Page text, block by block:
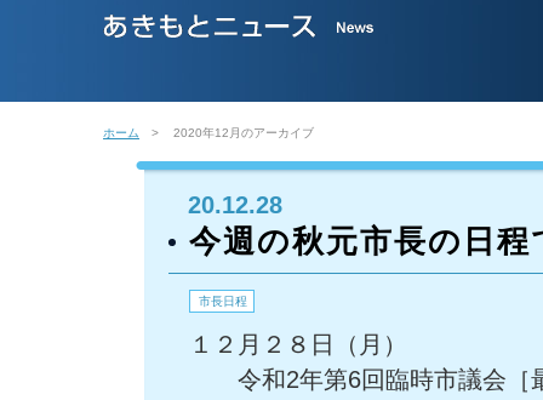
ホーム 2020年12月のアーカイブ
20.12.28
今週の秋元市長の日程
市長日程
１２月２８日（月）
令和2年第6回臨時市議会［